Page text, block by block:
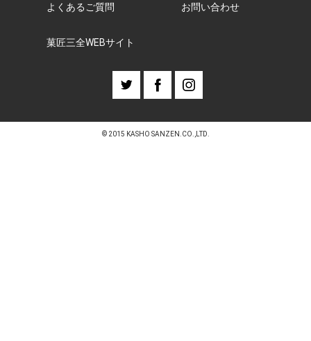
よくあるご質問 お問い合わせ
菓匠三全WEBサイト
© 2015 KASHO SANZEN.CO.,LTD.